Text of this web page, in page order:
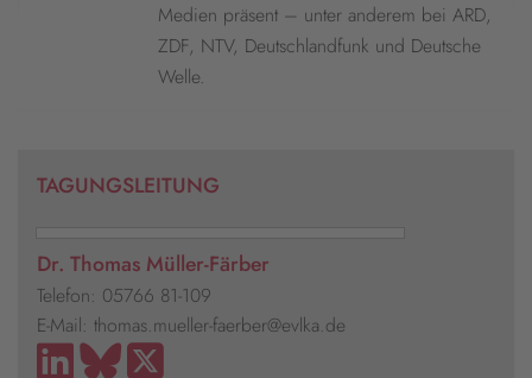
Medien präsent – unter anderem bei ARD,
ZDF, NTV, Deutschlandfunk und Deutsche
Welle.
TAGUNGSLEITUNG
Dr. Thomas Müller-Färber
Telefon: 05766 81-109
E-Mail: thomas.mueller-faerber@evlka.de